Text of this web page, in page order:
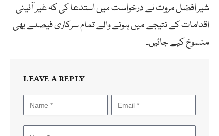
شیر افضل مروت نے درخواست میں استدعا کی کہ غیر آئینی
اقدامات کے نتیجے میں ہونے والے تمام سرکاری فیصلے بھی
منسوخ کیے جائیں۔
LEAVE A REPLY